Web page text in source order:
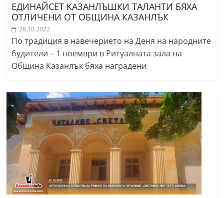
ЕДИНАЙСЕТ КАЗАНЛЪШКИ ТАЛАНТИ БЯХА
ОТЛИЧЕНИ ОТ ОБЩИНА КАЗАНЛЪК
28.10.2022
По традиция в навечерието на Деня на народните
будители – 1 ноември в Ритуалната зала на
Община Казанлък бяха наградени